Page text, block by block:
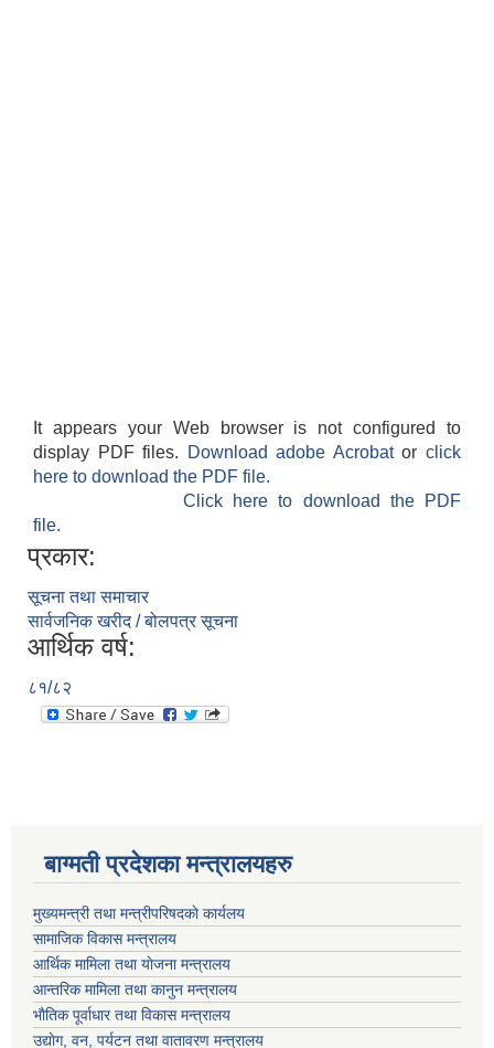
It appears your Web browser is not configured to
display PDF files.
Download adobe Acrobatorclick
here to download the PDF file.
Click here to download the PDF
file.
प्रकार:
सूचना तथा समाचार
सार्वजनिक खरीद / बोलपत्र सूचना
आर्थिक वर्ष:
८१/८२
बाग्मती प्रदेशका मन्त्रालयहरु
मुख्यमन्त्री तथा मन्त्रीपरिषदकाे कार्यलय
सामाजिक विकास मन्त्रालय
आर्थिक मामिला तथा याेजना मन्त्रालय
आन्तरिक मामिला तथा कानुन मन्त्रालय
भाैतिक पूर्वाधार तथा विकास मन्त्रालय
उद्याेग, वन, पर्यटन तथा वातावरण मन्त्रालय